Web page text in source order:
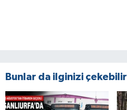
Bunlar da ilginizi çekebilir